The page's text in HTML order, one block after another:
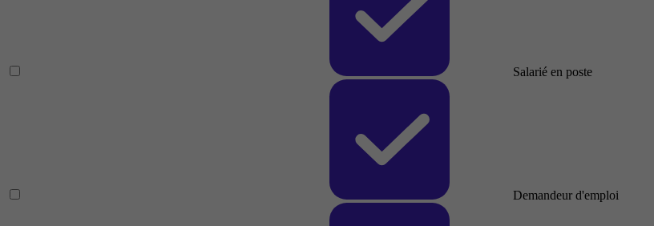
Salarié en poste
Demandeur d'emploi